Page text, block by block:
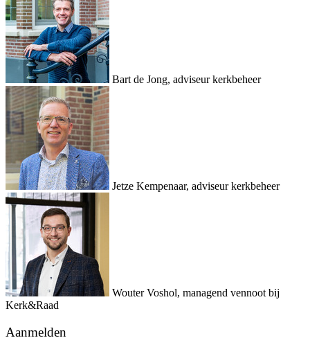
Bart de Jong, adviseur kerkbeheer
Jetze Kempenaar, adviseur kerkbeheer
Wouter Voshol, managend vennoot bij
Kerk&Raad
Aanmelden